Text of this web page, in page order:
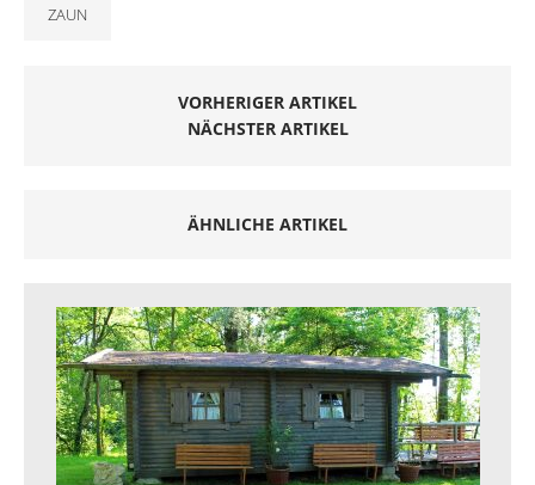
ZAUN
VORHERIGER ARTIKEL
NÄCHSTER ARTIKEL
ÄHNLICHE ARTIKEL